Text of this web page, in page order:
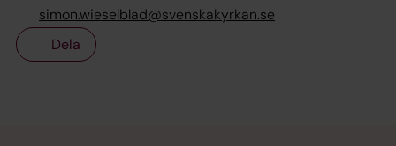
simon.wieselblad@svenskakyrkan.se
Dela